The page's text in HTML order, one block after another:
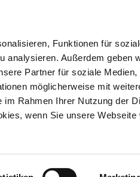
Funktionen für
analysieren. Außerdem geben
Partner für soziale Medien,
möglicherweise mit
Rahmen Ihrer Nutzung der
wenn Sie unsere Webseite
BUCHEN